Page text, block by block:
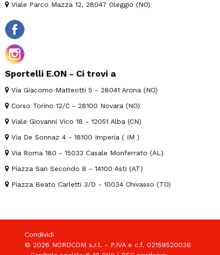
Viale Parco Mazza 12, 28047 Oleggio (NO)
Sportelli E.ON - Ci trovi a
Via Giacomo Matteotti 5 - 28041 Arona (NO)
Corso Torino 12/C - 28100 Novara (NO)
Viale Giovanni Vico 18 - 12051 Alba (CN)
Via De Sonnaz 4 - 18100 Imperia ( IM )
Via Roma 180 - 15033 Casale Monferrato (AL)
Piazza San Secondo 8 - 14100 Asti (AT)
Piazza Beato Carletti 3/D - 10034 Chivasso (TO)
Condividi
© 2026 NORDCOM s.r.l. - P.IVA e c.f. 02159520036